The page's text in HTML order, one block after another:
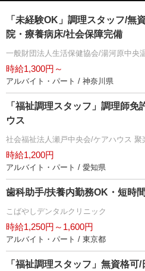
「未経験OK」調理スタッフ/無
院・療養病床/社会保障完備
一般財団法人生活保健協会/湯河原中央
時給1,300円～
アルバイト・パート / 神奈川県
「福祉調理スタッフ」調理師
ウス
社会福祉法人瀬戸中央会/ケアハウス 聚
時給1,200円
アルバイト・パート / 愛知県
歯科助手/扶養内勤務OK・短時
こばやしデンタルクリニック
時給1,250円～1,600円
アルバイト・パート / 東京都
「福祉調理スタッフ」無資格可